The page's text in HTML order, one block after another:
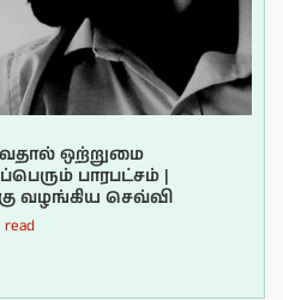
ஒற்றுமை
பாரபட்சம் |
வழங்கிய செவ்வி